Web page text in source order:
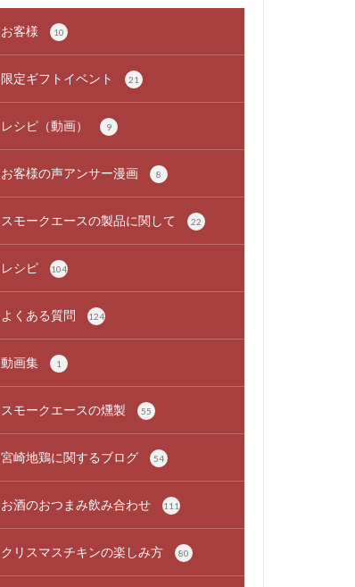
お客様 10
限定ギフトイベント 21
レシピ（動画） 9
お客様の声アンサー漫画 8
スモークエースの製品に関して 22
レシピ 104
よくある質問 124
動画集 1
スモークエースの燻製 55
宮崎地鶏に関するブログ 54
お酒のおつまみ飲み合わせ 111
クリスマスチキンの楽しみ方 80